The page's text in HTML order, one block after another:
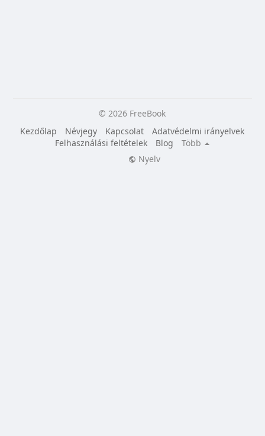
© 2026 FreeBook
Kezdőlap
Névjegy Kapcsolat
Adatvédelmi irányelvek
Felhasználási feltételek
Blog
Több
Nyelv